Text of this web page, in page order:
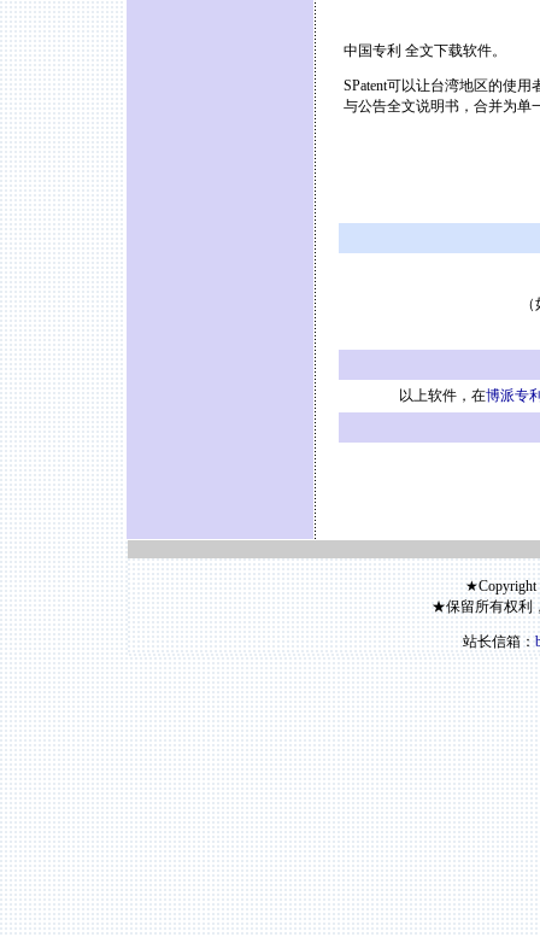
中国专利 全文下载软件。
SPatent可以让台湾地区的使
与公告全文说明书，合并为单
以上软件，在博派专
★Copyright
★保留所有权利
站长信箱：